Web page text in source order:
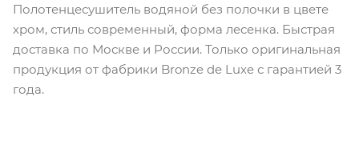
Полотенцесушитель водяной без полочки в цвете
хром, стиль современный, форма лесенка. Быстрая
доставка по Москве и России. Только оригинальная
продукция от фабрики Bronze de Luxe с гарантией 3
года.